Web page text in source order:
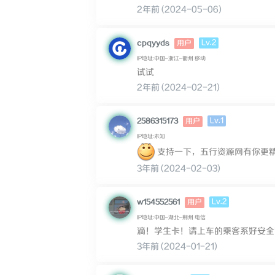
2年前 (2024-05-06)
cpqyyds 用户 Lv.2
IP地址:中国–浙江–衢州 移动
试试
2年前 (2024-02-21)
2586315173 用户 Lv.1
IP地址:未知
支持一下，五行资源网有你更
3年前 (2024-02-03)
w154552561 用户 Lv.2
IP地址:中国–湖北–荆州 电信
滴！学生卡！请上车的乘客系好安
3年前 (2024-01-21)